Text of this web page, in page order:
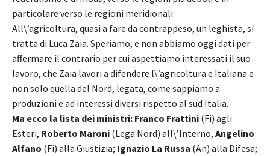
particolare verso le regioni meridionali.
All\’agricoltura, quasi a fare da contrappeso, un leghista, si
tratta di Luca Zaia. Speriamo, e non abbiamo oggi dati per
affermare il contrario per cui aspettiamo interessati il suo
lavoro, che Zaia lavori a difendere l\’agricoltura e Italiana e
non solo quella del Nord, legata, come sappiamo a
produzioni e ad interessi diversi rispetto al sud Italia.
Ma ecco la lista dei ministri: Franco Frattini (Fi) agli
Esteri, Roberto Maroni (Lega Nord) all\’Interno, Angelino
Alfano (Fi) alla Giustizia; Ignazio La Russa (An) alla Difesa;